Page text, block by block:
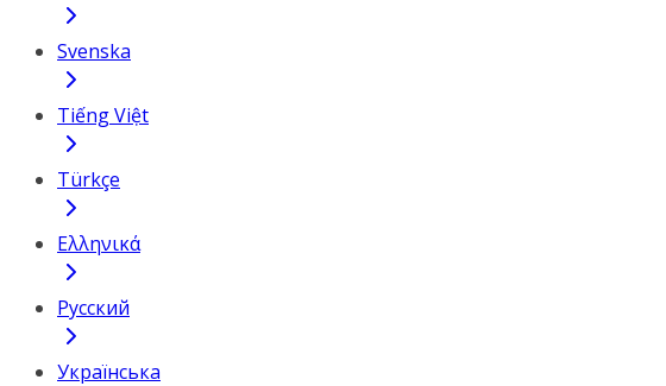
Svenska
Tiếng Việt
Türkçe
Ελληνικά
Русский
Українська